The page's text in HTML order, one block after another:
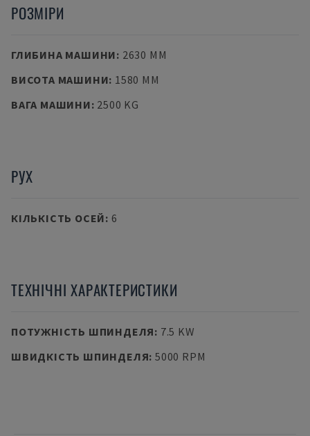
РОЗМІРИ
ГЛИБИНА МАШИНИ: 2630 MM
ВИСОТА МАШИНИ: 1580 MM
ВАГА МАШИНИ: 2500 KG
РУХ
КІЛЬКІСТЬ ОСЕЙ: 6
ТЕХНІЧНІ ХАРАКТЕРИСТИКИ
ПОТУЖНІСТЬ ШПИНДЕЛЯ: 7.5 KW
ШВИДКІСТЬ ШПИНДЕЛЯ: 5000 RPM